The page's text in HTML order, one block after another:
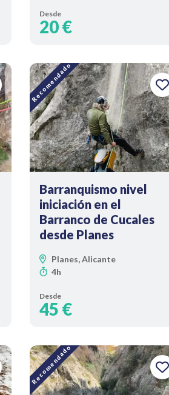
Desde
20 €
Recomendado
Barranquismo nivel
iniciación en el
Barranco de Cucales
desde Planes
Planes, Alicante
4h
Desde
45 €
Recomendado